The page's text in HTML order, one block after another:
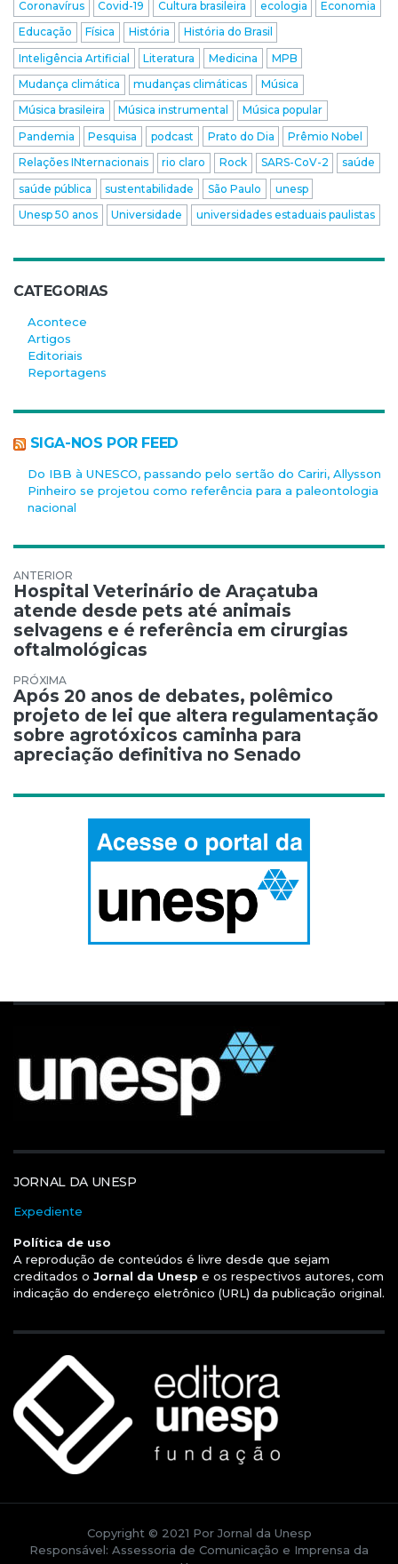
Coronavírus
Covid-19 Cultura brasileira ecologia
Economia
Educação
Física História
História do Brasil
Inteligência Artificial
Literatura Medicina
MPB
Mudança climática
mudanças climáticas
Música
Música brasileira
Música instrumental
Música popular
Pandemia
Pesquisa podcast Prato do Dia
Prêmio Nobel
Relações INternacionais
rio claro Rock SARS-CoV-2
saúde
saúde pública
sustentabilidade São Paulo
unesp
Unesp 50 anos
Universidade universidades estaduais paulistas
CATEGORIAS
Acontece
Artigos
Editoriais
Reportagens
SIGA-NOS POR FEED
Do IBB à UNESCO, passando pelo sertão do Cariri, Allysson
Pinheiro se projetou como referência para a paleontologia
nacional
Navegação de Post
Hospital Veterinário de Araçatuba
atende desde pets até animais
selvagens e é referência em cirurgias
oftalmológicas
Após 20 anos de debates, polêmico
projeto de lei que altera regulamentação
sobre agrotóxicos caminha para
apreciação definitiva no Senado
JORNAL DA UNESP
Expediente
Política de uso
A reprodução de conteúdos é livre desde que sejam
creditados o Jornal da Unesp e os respectivos autores, com
indicação do endereço eletrônico (URL) da publicação original.
Copyright © 2021 Por Jornal da Unesp
Responsável: Assessoria de Comunicação e Imprensa da